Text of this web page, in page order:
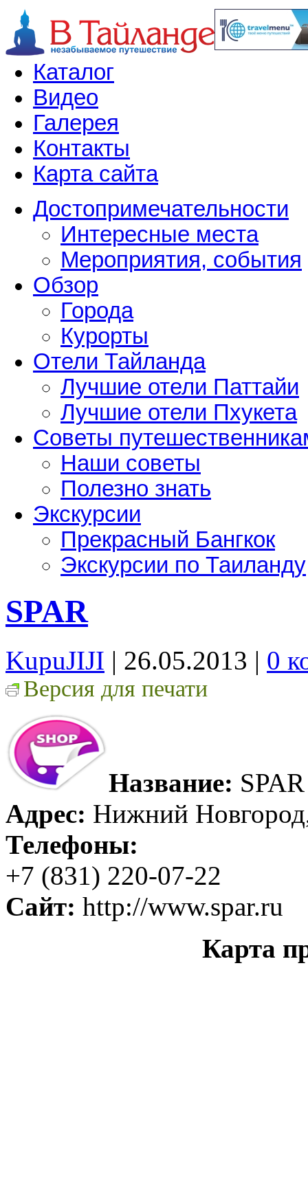
Каталог
Видео
Галерея
Контакты
Карта сайта
Достопримечательности
Интересные места
Мероприятия, события
Обзор
Города
Курорты
Отели Тайланда
Лучшие отели Паттайи
Лучшие отели Пхукета
Советы
Наши советы
Полезно знать
Экскурсии
Прекрасный Бангкок
Экскурсии по Таиланду
SPAR
KupuJIJI | 26.05.2013 | 0
Версия для печати
Название: SPAR
Адрес: Нижний
Телефоны:
+7 (831) 220-07-22
Сайт: http://www.spar.ru
Карта